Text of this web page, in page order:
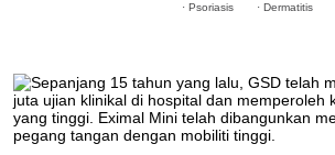
· Psoriasis · Dermatitis